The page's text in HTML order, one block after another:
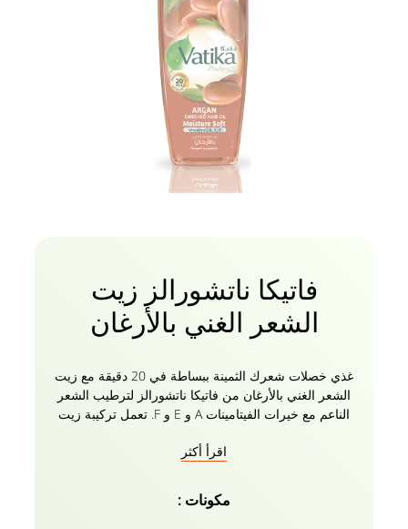
فاتيكا ناتشورالز زيت
الشعر الغني بالأرغان
غذي خصلات شعرك الثمينة ببساطة في 20 دقيقة مع زيت
الشعر الغني بالأرغان من فاتيكا ناتشورالز لترطيب الشعر
الناعم مع خيرات الفيتامينات A و E و F. تعمل تركيبة زيت
على الشعر الجاف والمجعد مما يمنح اللمعان والقوة التي
الكمال الحريري واللمعان المتألق. إنه المنتج النهائي
للتصفيف واللمسات النهائية لشعر صحي شديد اللمعان! إنه
اقرأ أكثر
مكونات :